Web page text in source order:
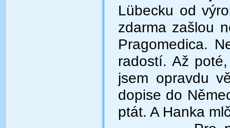
Lübecku od
zdarma zašlou
Pragomedica.
radostí. Až
jsem opravdu
dopise do
ptát. A Hanka